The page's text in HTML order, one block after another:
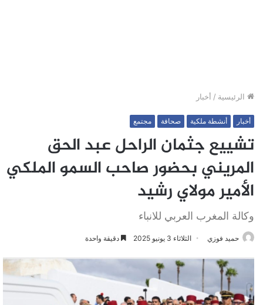
الرئيسية / أخبار
أخبار أنشطة ملكية صحافة مجتمع
تشييع جثمان الراحل عبد الحق
المريني بحضور صاحب السمو الملكي
الأمير مولاي رشيد
وكالة المغرب العربي للانباء
حميد فوزي الثلاثاء 3 يونيو 2025 دقيقة واحدة